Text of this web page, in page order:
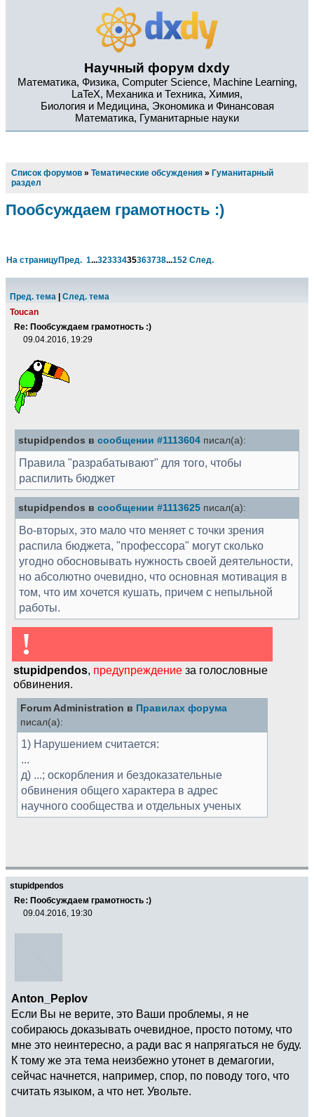
Научный форум dxdy
Математика, Физика, Computer Science, Machine Learning,
LaTeX, Механика и Техника, Химия,
Биология и Медицина, Экономика и Финансовая
Математика, Гуманитарные науки
Список форумов » Тематические обсуждения » Гуманитарный
раздел
Пообсуждаем грамотность :)
На страницуПред. 1...32333435363738...152 След.
Пред. тема
След. тема
Toucan
Re: Пообсуждаем грамотность :)
09.04.2016, 19:29
stupidpendos в сообщении #1113604 писал(а):
Правила "разрабатывают" для того, чтобы
распилить бюджет
stupidpendos в сообщении #1113625 писал(а):
Во-вторых, это мало что меняет с точки зрения
распила бюджета, "профессора" могут сколько
угодно обосновывать нужность своей деятельности,
но абсолютно очевидно, что основная мотивация в
том, что им хочется кушать, причем с непыльной
работы.
!
stupidpendos, предупреждение за голословные
обвинения.
Forum Administration в Правилах форума
писал(а):
1) Нарушением считается:
...
д) ...; оскорбления и бездоказательные
обвинения общего характера в адрес
научного сообщества и отдельных ученых
stupidpendos
Re: Пообсуждаем грамотность :)
09.04.2016, 19:30
Anton_Peplov
Если Вы не верите, это Ваши проблемы, я не
собираюсь доказывать очевидное, просто потому, что
мне это неинтересно, а ради вас я напрягаться не буду.
К тому же эта тема неизбежно утонет в демагогии,
сейчас начнется, например, спор, по поводу того, что
считать языком, а что нет. Увольте.